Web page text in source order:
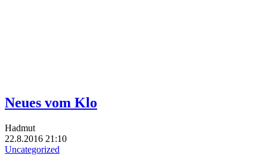
Neues vom Klo
Hadmut
22.8.2016 21:10
Uncategorized